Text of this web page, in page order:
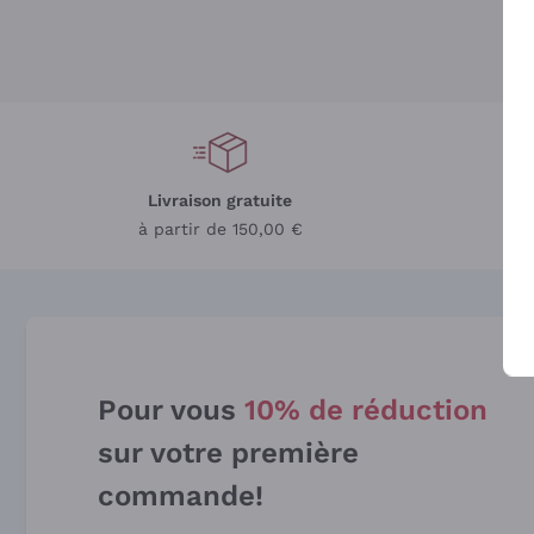
Livraison gratuite
à partir de 150,00 €
Pour vous 10% de réduction
sur votre première
commande!